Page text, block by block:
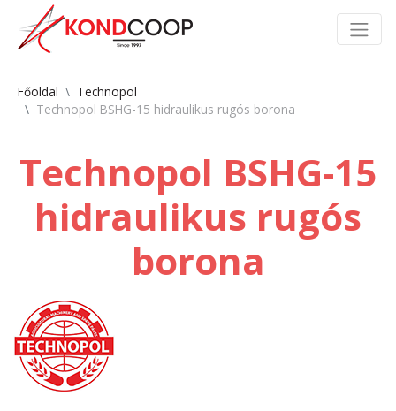
Főoldal
Technopol
Technopol BSHG-15 hidraulikus rugós borona
Technopol BSHG-15
hidraulikus rugós
borona